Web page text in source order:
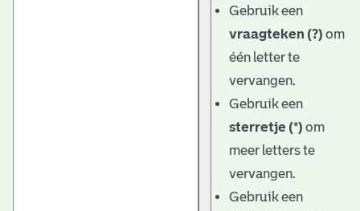
Gebruik een
vraagteken (?) om
één letter te
vervangen.
Gebruik een
sterretje (*) om
meer letters te
vervangen.
Gebruik een